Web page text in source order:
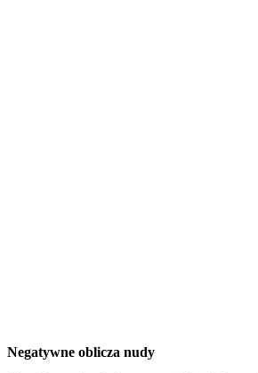
Negatywne oblicza nudy